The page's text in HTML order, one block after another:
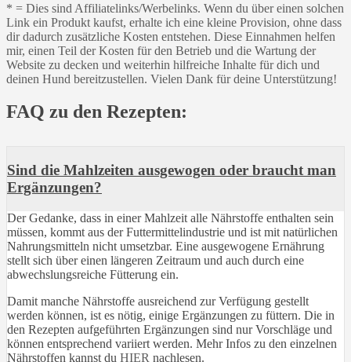
* = Dies sind Affiliatelinks/Werbelinks. Wenn du über einen solchen
Link ein Produkt kaufst, erhalte ich eine kleine Provision, ohne dass
dir dadurch zusätzliche Kosten entstehen. Diese Einnahmen helfen
mir, einen Teil der Kosten für den Betrieb und die Wartung der
Website zu decken und weiterhin hilfreiche Inhalte für dich und
deinen Hund bereitzustellen. Vielen Dank für deine Unterstützung!
FAQ zu den Rezepten:
Sind die Mahlzeiten ausgewogen oder braucht man
Ergänzungen?
Der Gedanke, dass in einer Mahlzeit alle Nährstoffe enthalten sein
müssen, kommt aus der Futtermittelindustrie und ist mit natürlichen
Nahrungsmitteln nicht umsetzbar. Eine ausgewogene Ernährung
stellt sich über einen längeren Zeitraum und auch durch eine
abwechslungsreiche Fütterung ein.
Damit manche Nährstoffe ausreichend zur Verfügung gestellt
werden können, ist es nötig, einige Ergänzungen zu füttern. Die in
den Rezepten aufgeführten Ergänzungen sind nur Vorschläge und
können entsprechend variiert werden. Mehr Infos zu den einzelnen
Nährstoffen kannst du HIER nachlesen.